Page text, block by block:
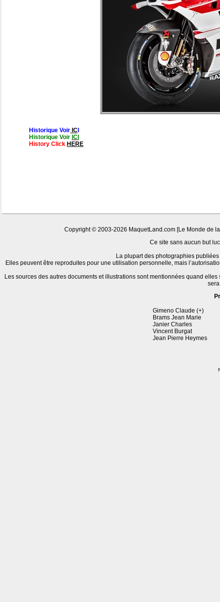
Historique Voir IC
Historique Voir ICI
History Click HERE
Copyright © 2003-2026 MaquetLand.com [Le Monde de
Ce site sans aucun but
La plupart des photographies
Elles peuvent être reproduites pour une utilisation personnelle, mais
Les sources des autres documents et illustrations sont mentionnées quand
Gimeno Claude (+)
Brams Jean Marie
Janier Charles
Vincent Burgat
Jean Pierre Heymes